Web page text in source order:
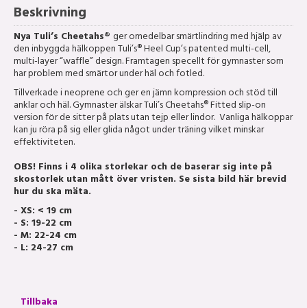
Beskrivning
Nya Tuli’s Cheetahs® ger omedelbar smärtlindring med hjälp av
den inbyggda hälkoppen Tuli’s® Heel Cup’s patented multi-cell,
multi-layer “waffle” design. Framtagen specellt för gymnaster som
har problem med smärtor under häl och fotled.
Tillverkade i neoprene och ger en jämn kompression och stöd till
anklar och häl. Gymnaster älskar Tuli’s Cheetahs® Fitted slip-on
version för de sitter på plats utan tejp eller lindor. Vanliga hälkoppar
kan ju röra på sig eller glida något under träning vilket minskar
effektiviteten.
OBS! Finns i 4 olika storlekar och de baserar sig inte på
skostorlek utan mått över vristen. Se sista bild här brevid
hur du ska mäta.
- XS: < 19 cm
- S: 19-22 cm
- M: 22-24 cm
- L: 24-27 cm
Tillbaka